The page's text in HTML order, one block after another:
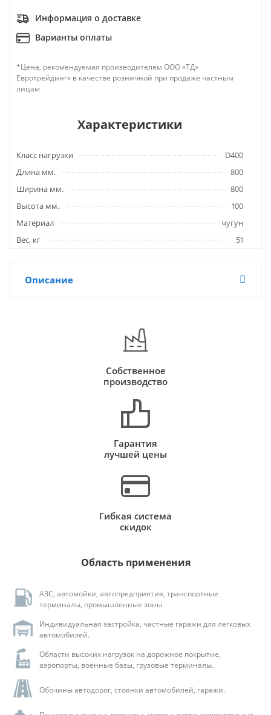
Информация о доставке
Варианты оплаты
*Цена, рекомендуемая производителем ООО «ТД»
Евротрейдинг» в качестве розничной при продаже частным
лицам
Характеристики
Класс нагрузки
D400
Длина мм.
800
Ширина мм.
800
Высота мм.
100
Материал
чугун
Вес, кг
51
Описание
Собственное
производство
Гарантия
лучшей цены
Гибкая система
скидок
Область применения
АЗС, автомойки, автопредприятия, транспортные
терминалы, промышленные зоны.
Индивидуальная застройка, частные гаражи для легковых
автомобилей.
Области высоких нагрузок на дорожное покрытие,
аэропорты, военные базы, грузовые терминалы.
Обочины автодорог, стоянки автомобилей, гаражи.